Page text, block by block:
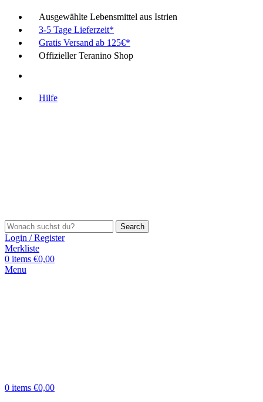
Ausgewählte Lebensmittel aus Istrien
3-5 Tage Lieferzeit*
Gratis Versand ab 125€*
Offizieller Teranino Shop
Hilfe
Search
Login / Register
Merkliste
0 items €0,00
Menu
0 items €0,00